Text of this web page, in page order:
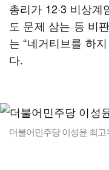
총리가 12·3 비상
도 문제 삼는 등 비
는 “네거티브를 하
다.
더불어민주당 이성윤 최